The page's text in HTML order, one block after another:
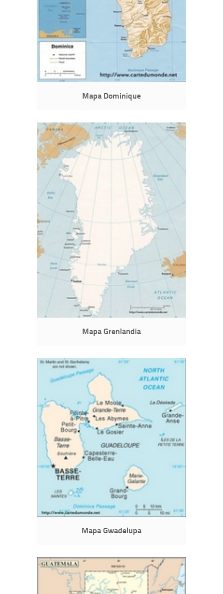
Mapa Dominique
Mapa Grenlandia
Mapa Gwadelupa